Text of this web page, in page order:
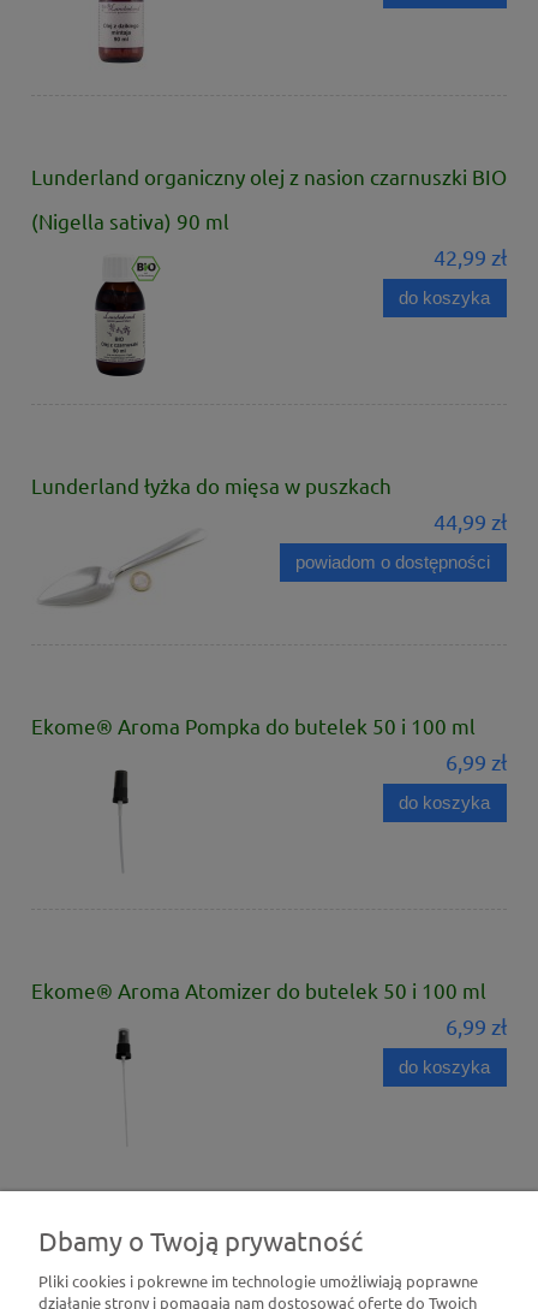
Lunderland organiczny olej z nasion czarnuszki BIO
(Nigella sativa) 90 ml
42,99 zł
do koszyka
Lunderland łyżka do mięsa w puszkach
44,99 zł
powiadom o dostępności
Ekome® Aroma Pompka do butelek 50 i 100 ml
6,99 zł
do koszyka
Ekome® Aroma Atomizer do butelek 50 i 100 ml
6,99 zł
do koszyka
Dbamy o Twoją prywatność
Pliki cookies i pokrewne im technologie umożliwiają poprawne
działanie strony i pomagają nam dostosować ofertę do Twoich